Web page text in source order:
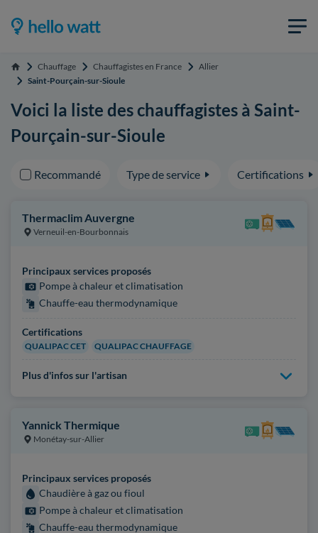
Accueil Chauffage Chauffagistes en France
Allier
Saint-Pourçain-sur-Sioule
Voici la liste des chauffagistes à Saint-
Pourçain-sur-Sioule
Recommandé Type de service Certifications
Thermaclim Auvergne
Verneuil-en-Bourbonnais
Principaux services proposés
Pompe à chaleur et climatisation
Chauffe-eau thermodynamique
Certifications
QUALIPAC CET QUALIPAC CHAUFFAGE
Plus d'infos sur l'artisan
Yannick Thermique
Monétay-sur-Allier
Principaux services proposés
Chaudière à gaz ou fioul
Pompe à chaleur et climatisation
Chauffe-eau thermodynamique